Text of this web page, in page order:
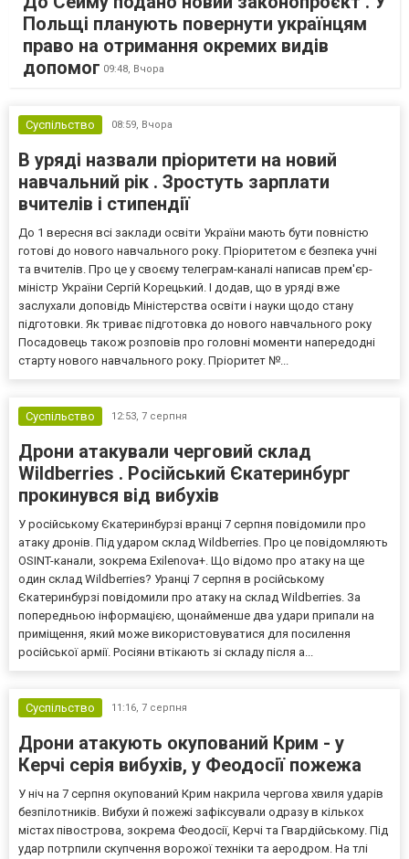
Польщі планують повернути українцям
право на отримання окремих видів
допомог 09:48, Вчора
Суспільство 08:59, Вчора
В уряді назвали пріоритети на новий
навчальний рік . Зростуть зарплати
вчителів і стипендії
До 1 вересня всі заклади освіти України мають бути повністю
готові до нового навчального року. Пріоритетом є безпека учні
та вчителів. Про це у своєму телеграм-каналі написав прем'єр-
міністр України Сергій Корецький. І додав, що в уряді вже
заслухали доповідь Міністерства освіти і науки щодо стану
підготовки. Як триває підготовка до нового навчального року
Посадовець також розповів про головні моменти напередодні
старту нового навчального року. Пріоритет №...
Суспільство 12:53, 7 серпня
Дрони атакували черговий склад
Wildberries . Російський Єкатеринбург
прокинувся від вибухів
У російському Єкатеринбурзі вранці 7 серпня повідомили про
атаку дронів. Під ударом склад Wildberries. Про це повідомляють
OSINT-канали, зокрема Exilenova+. Що відомо про атаку на ще
один склад Wildberries? Уранці 7 серпня в російському
Єкатеринбурзі повідомили про атаку на склад Wildberries. За
попередньою інформацією, щонайменше два удари припали на
приміщення, який може використовуватися для посилення
російської армії. Росіяни втікають зі складу після а...
Суспільство 11:16, 7 серпня
Дрони атакують окупований Крим - у
Керчі серія вибухів, у Феодосії пожежа
У ніч на 7 серпня окупований Крим накрила чергова хвиля ударів
безпілотників. Вибухи й пожежі зафіксували одразу в кількох
містах півострова, зокрема Феодосії, Керчі та Гвардійському. Під
удар потрпили скупчення ворожої техніки та аеродром. На тлі